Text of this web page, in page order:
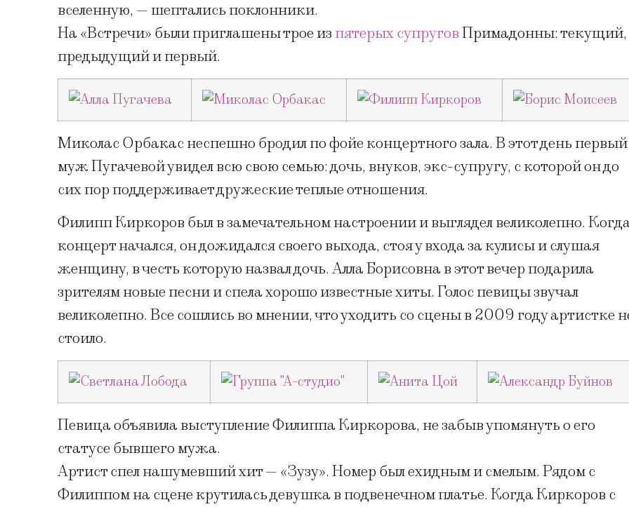
вселенную, — шептались поклонники.
На «Встречи» были приглашены трое из пятерых супруговПримадонны: текущий,
предыдущий и первый.
Миколас Орбакас неспешно бродил по фойе концертного зала. В этот день первый
муж Пугачевой увидел всю свою семью: дочь, внуков, экс-супругу, с которой он до
сих пор поддерживает дружеские теплые отношения.
Филипп Киркоров был в замечательном настроении и выглядел великолепно.
концерт начался, он дожидался своего выхода, стоя у входа за кулисы и слушая
женщину, в честь которую назвал дочь. Алла Борисовна в этот вечер подарила
зрителям новые песни и спела хорошо известные хиты. Голос певицы звучал
великолепно. Все сошлись во мнении, что уходить со сцены в 2009 году артистке
стоило.
Певица объявила выступление Филиппа Киркорова, не забыв упомянуть о его
статусе бывшего мужа.
Артист спел нашумевший хит — «Зузу». Номер был ехидным и смелым. Рядом с
Филиппом на сцене крутилась девушка в подвенечном платье. Когда Киркоров с